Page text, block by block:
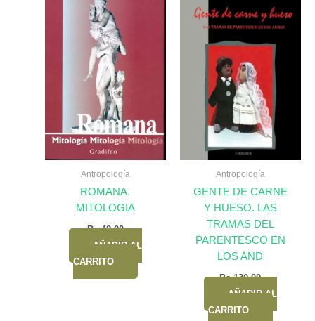
Antropología
ROMANA.
MITOLOGIA
Bs.48,00
AÑADIR AL
CARRITO
Antropología
GENTE DE CARNE
Y HUESO. LAS
TRAMAS DEL
PARENTESCO EN
LOS AND
Bs.130,00
AÑADIR AL
CARRITO